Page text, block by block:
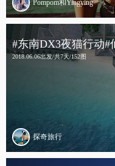
Pompom和Yingying
2018.06.06出发/共7天/152图
探奇旅行